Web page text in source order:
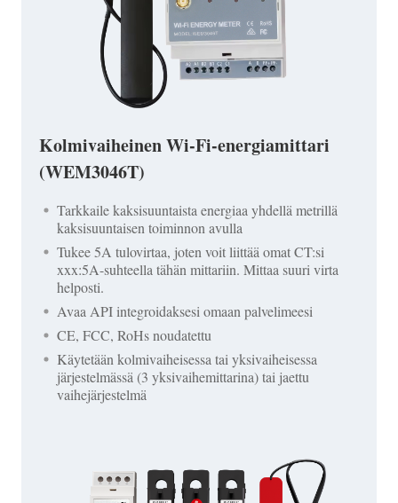
Kolmivaiheinen Wi-Fi-energiamittari
(WEM3046T)
Tarkkaile kaksisuuntaista energiaa yhdellä metrillä
kaksisuuntaisen toiminnon avulla
Tukee 5A tulovirtaa, joten voit liittää omat CT:si
xxx:5A-suhteella tähän mittariin. Mittaa suuri virta
helposti.
Avaa API integroidaksesi omaan palvelimeesi
CE, FCC, RoHs noudatettu
Käytetään kolmivaiheisessa tai yksivaiheisessa
järjestelmässä (3 yksivaihemittarina) tai jaettu
vaihejärjestelmä